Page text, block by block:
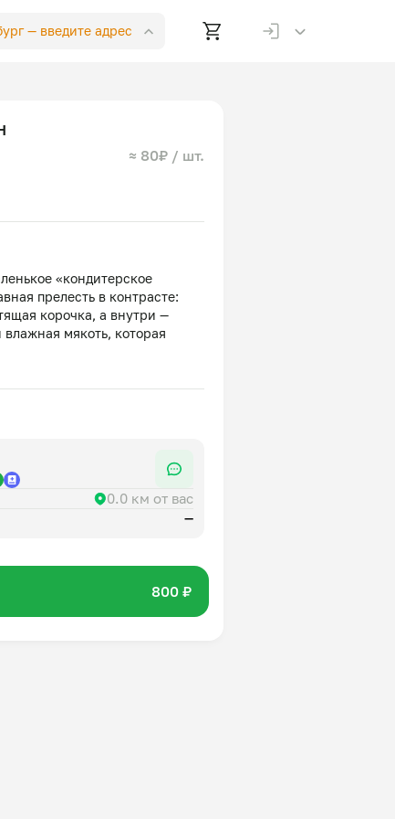
— введите адрес
≈ 80₽ / шт.
«кондитерское
прелесть в контрасте:
корочка, а внутри —
мякоть, которая
0.0 км от вас
—
800 ₽